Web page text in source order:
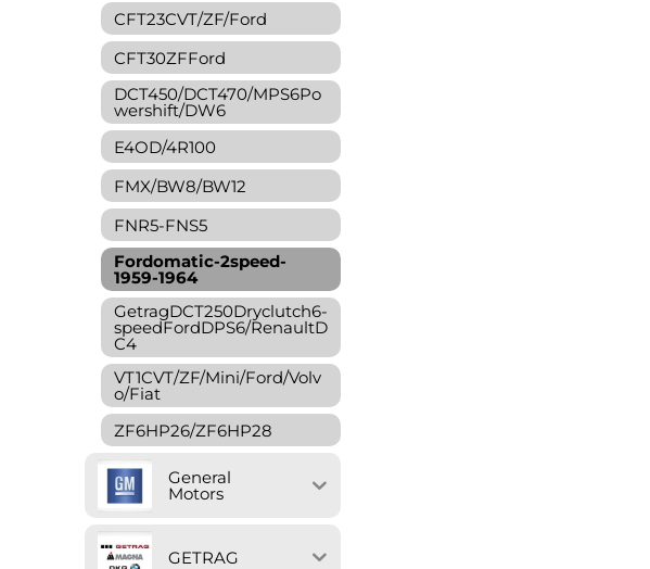
CFT23CVT/ZF/Ford
CFT30ZFFord
DCT450/DCT470/MPS6Po
wershift/DW6
E4OD/4R100
FMX/BW8/BW12
FNR5-FNS5
Fordomatic-2speed-
1959-1964
GetragDCT250Dryclutch6-
speedFordDPS6/RenaultD
C4
VT1CVT/ZF/Mini/Ford/Volv
o/Fiat
ZF6HP26/ZF6HP28
General
Motors
GETRAG